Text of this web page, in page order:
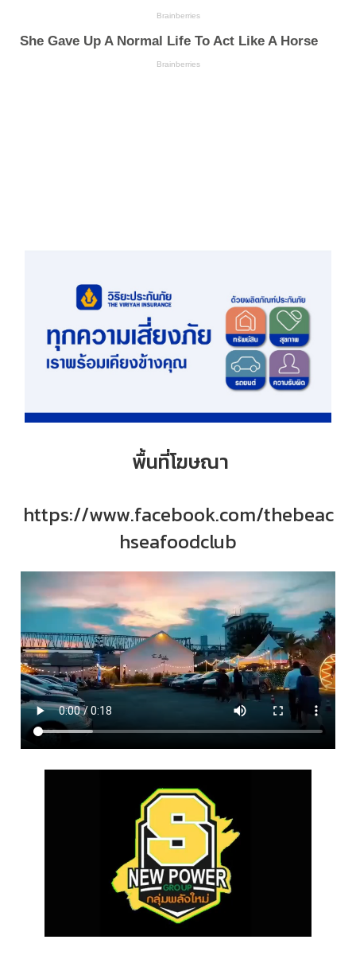
พื้นที่โฆษณา
https://www.facebook.com/thebeac
hseafoodclub